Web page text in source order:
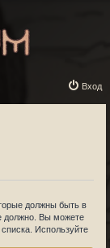
Вход
должны быть в
должно. Вы можете
Используйте